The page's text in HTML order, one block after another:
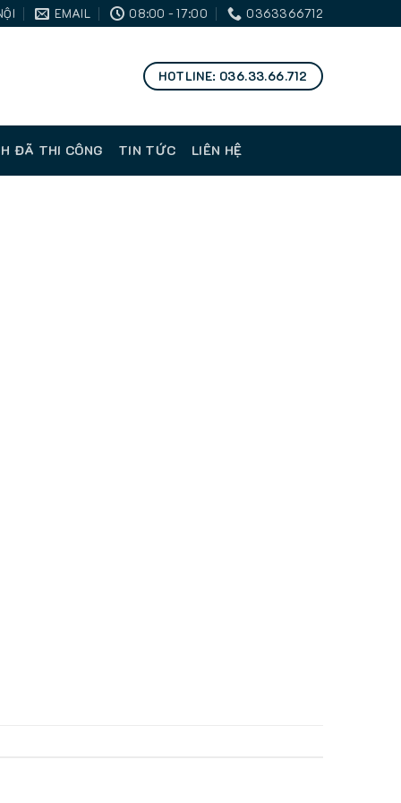
EMAIL 08:00 - 17:00 0363366712
HOTLINE: 036.33.66.712
ĐÃ THI CÔNG TIN TỨC LIÊN HỆ